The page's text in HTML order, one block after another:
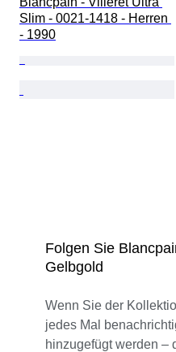
Slim - 0021-1418 - Herren
- 1990
Folgen Sie
Gelbgold
Wenn Sie der
jedes Mal
hinzugefügt werden –